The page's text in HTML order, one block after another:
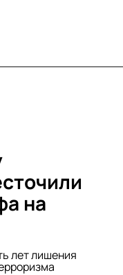
на
лет лишения